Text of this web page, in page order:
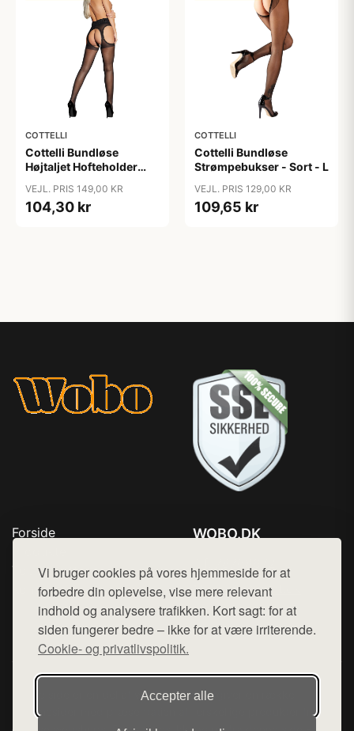
Vi bruger cookies på vores hjemmeside for at
forbedre din oplevelse, vise mere relevant
indhold og analysere trafikken. Kort sagt: for at
siden fungerer bedre – ikke for at være irriterende.
Cookie- og privatlivspolitik.
Accepter alle
COTTELLI
Cottelli Bundløse
Højtaljet Hofteholder
S
VEJL. PRIS 149,00 KR
104,30 kr
COTTELLI
Cottelli Bundløse
Strømpebukser - Sort - L
VEJL. PRIS 129,00 KR
109,65 kr
Forside
Top Rabatter
Kontakt
WOBO.DK
Mail: hej@want.dk
Cookie- og privatlivspolitik
Denne side er en del af want.dk, der udgiver en række
hjemmesider med præsentation af forskellige produkter fra